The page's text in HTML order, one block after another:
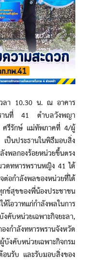
น. ณ อาคาร
รานที่ 41 ตำบลวังพญา
ศรีรักษ์ แม่ทัพภาคที่ 4/ผู้
ป็นประธานในพิธีมอบสิ่ง
พลกองร้อยหน่วยขึ้นตรง
ดทหารพรานหญิง 41 ได้
อกำลังพลของหน่วยที่ได้
ข์สุขของพี่น้องประชาชน
อวาทแก่กำลังพลในการ
บหน่วยเฉพาะกิจยะลา,
ำลังทหารพรานจังหวัด
งคับหน่วยเฉพาะกิจกรม
นรับ และรับมอบสิ่งของ